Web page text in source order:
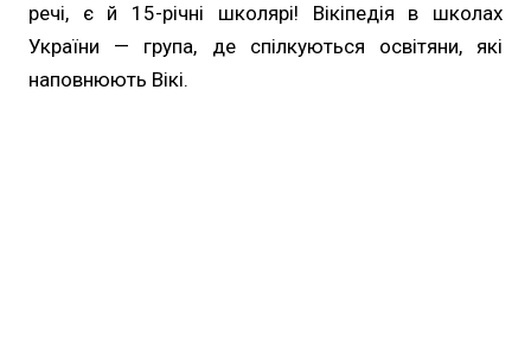
речі, є й 15-річні школярі! Вікіпедія в школах
України — група, де спілкуються освітяни, які
наповнюють Вікі.